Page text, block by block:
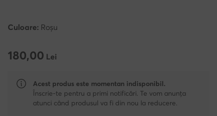
Culoare: Roșu
180,00 Lei
180,00 Lei
Acest produs este momentan indisponibil.
Înscrie-te pentru a primi notificări. Te vom anunța
atunci când produsul va fi din nou la reducere.